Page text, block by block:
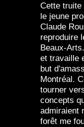
Cette truite
le jeune
Claude
reproduire
Beaux-
et travaille
but
Montréal.
tourner
concepts
admiraient
forêt me